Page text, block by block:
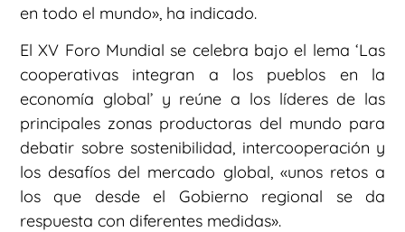
en todo el mundo», ha indicado.
El XV Foro Mundial se celebra bajo el lema ‘Las
cooperativas integran a los pueblos en la
economía global’ y reúne a los líderes de las
principales zonas productoras del mundo para
debatir sobre sostenibilidad, intercooperación y
los desafíos del mercado global, «unos retos a
los que desde el Gobierno regional se da
respuesta con diferentes medidas».